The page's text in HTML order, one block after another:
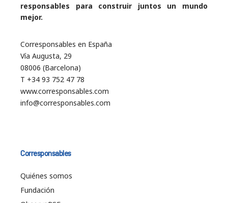
responsables para construir juntos un mundo
mejor.
Corresponsables en España
Vía Augusta, 29
08006 (Barcelona)
T +34 93 752 47 78
www.corresponsables.com
info@corresponsables.com
Corresponsables
Quiénes somos
Fundación